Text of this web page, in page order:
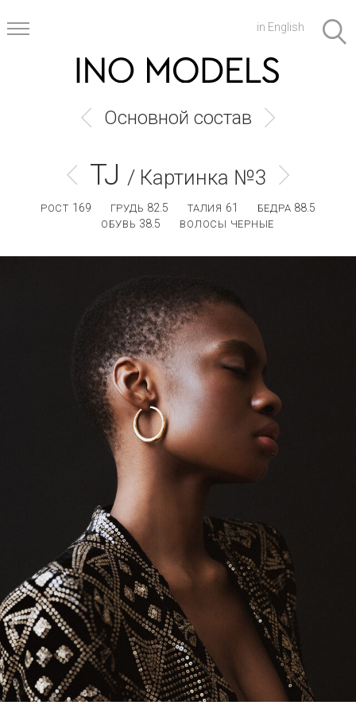
in English
Основной состав
TJ / Картинка №3
РОСТ 169 ГРУДЬ 82.5 ТАЛИЯ 61 БЕДРА 88.5
ОБУВЬ 38.5 ВОЛОСЫ ЧЕРНЫЕ